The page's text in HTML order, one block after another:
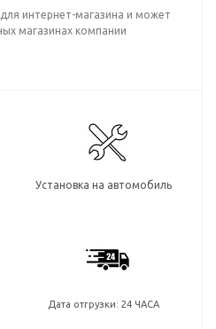
интернет-магазина и может
магазинах компании
Установка на автомобиль
Дата отгрузки: 24 ЧАСА